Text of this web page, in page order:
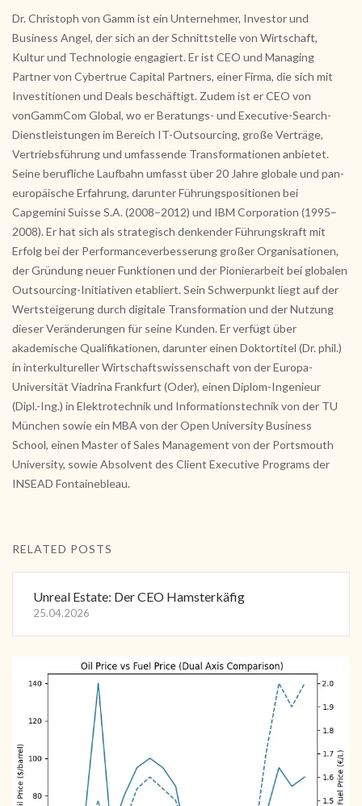
Dr. Christoph von Gamm ist ein Unternehmer, Investor und
Business Angel, der sich an der Schnittstelle von Wirtschaft,
Kultur und Technologie engagiert. Er ist CEO und Managing
Partner von Cybertrue Capital Partners, einer Firma, die sich mit
Investitionen und Deals beschäftigt. Zudem ist er CEO von
vonGammCom Global, wo er Beratungs- und Executive-Search-
Dienstleistungen im Bereich IT-Outsourcing, große Verträge,
Vertriebsführung und umfassende Transformationen anbietet.
Seine berufliche Laufbahn umfasst über 20 Jahre globale und pan-
europäische Erfahrung, darunter Führungspositionen bei
Capgemini Suisse S.A. (2008–2012) und IBM Corporation (1995–
2008). Er hat sich als strategisch denkender Führungskraft mit
Erfolg bei der Performanceverbesserung großer Organisationen,
der Gründung neuer Funktionen und der Pionierarbeit bei globalen
Outsourcing-Initiativen etabliert. Sein Schwerpunkt liegt auf der
Wertsteigerung durch digitale Transformation und der Nutzung
dieser Veränderungen für seine Kunden. Er verfügt über
akademische Qualifikationen, darunter einen Doktortitel (Dr. phil.)
in interkultureller Wirtschaftswissenschaft von der Europa-
Universität Viadrina Frankfurt (Oder), einen Diplom-Ingenieur
(Dipl.-Ing.) in Elektrotechnik und Informationstechnik von der TU
München sowie ein MBA von der Open University Business
School, einen Master of Sales Management von der Portsmouth
University, sowie Absolvent des Client Executive Programs der
INSEAD Fontainebleau.
RELATED POSTS
Unreal Estate: Der CEO Hamsterkäfig
25.04.2026